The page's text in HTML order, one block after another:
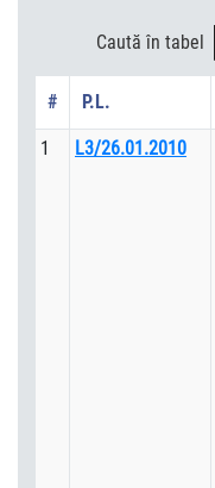
Caută în tabel
# P.L.
1 L3/26.01.2010